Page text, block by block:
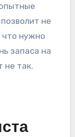
не
что нужно
запаса на
не так.